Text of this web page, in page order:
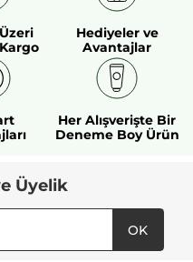
Hediyeler ve
Avantajlar
Her Alışverişte Bir
Deneme Boy Ürün
Üyelik
OK